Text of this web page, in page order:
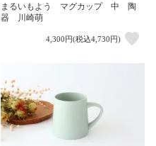
まるいもよう マグカップ 中 陶
器 川崎萌
4,300円(税込4,730円)